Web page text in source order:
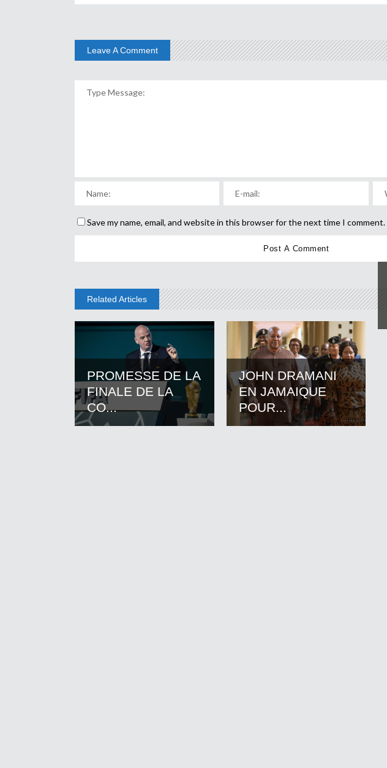
Leave A Comment
Save my name, email, and website in this browser for the next time I comment.
Related Articles
PROMESSE DE LA
FINALE DE LA
CO...
JOHN DRAMANI
EN JAMAIQUE
POUR...